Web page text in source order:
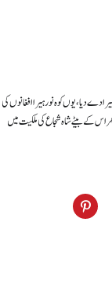
دے دیا، یوں کوہ نور ہیرا افغانوں کی
اس کے بیٹے شاہ شجاع کی ملکیت میں